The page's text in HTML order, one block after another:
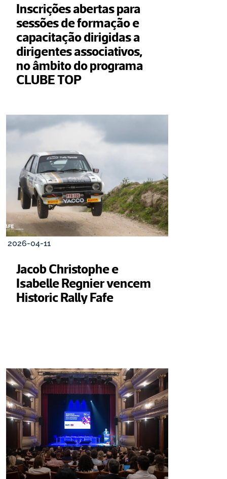
Inscrições abertas para
sessões de formação e
capacitação dirigidas a
dirigentes associativos,
no âmbito do programa
CLUBE TOP
2026-04-11
Jacob Christophe e
Isabelle Regnier vencem
Historic Rally Fafe